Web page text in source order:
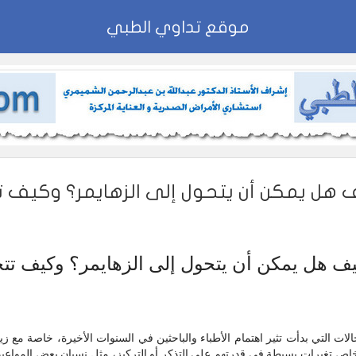
موقع تداوي الطبي
هل يمكن أن يتحول إلى الزهايمر؟ وكيف
هل يمكن أن يتحول إلى الزهايمر؟ وكيف
التي بدأت تثير اهتمام الأطباء والباحثين في السنوات الأخيرة، خاصة مع